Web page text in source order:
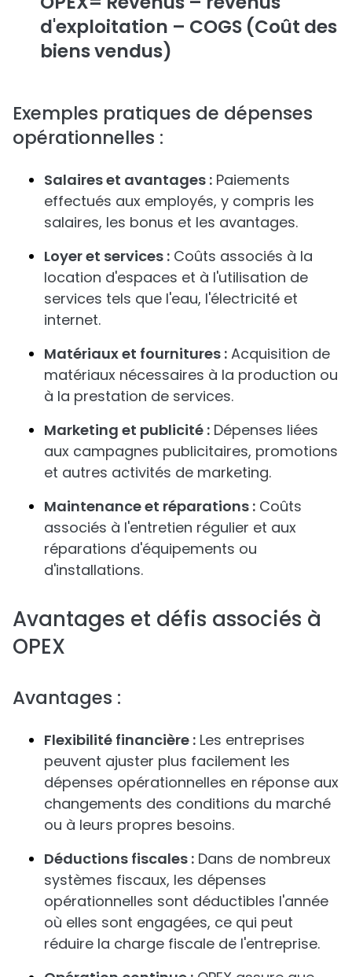
d'exploitation – COGS (Coût des
biens vendus)
Exemples pratiques de dépenses
opérationnelles :
Salaires et avantages : Paiements
effectués aux employés, y compris les
salaires, les bonus et les avantages.
Loyer et services : Coûts associés à la
location d'espaces et à l'utilisation de
services tels que l'eau, l'électricité et
internet.
Matériaux et fournitures : Acquisition de
matériaux nécessaires à la production ou
à la prestation de services.
Marketing et publicité : Dépenses liées
aux campagnes publicitaires, promotions
et autres activités de marketing.
Maintenance et réparations : Coûts
associés à l'entretien régulier et aux
réparations d'équipements ou
d'installations.
Avantages et défis associés à
OPEX
Avantages :
Flexibilité financière : Les entreprises
peuvent ajuster plus facilement les
dépenses opérationnelles en réponse aux
changements des conditions du marché
ou à leurs propres besoins.
Déductions fiscales : Dans de nombreux
systèmes fiscaux, les dépenses
opérationnelles sont déductibles l'année
où elles sont engagées, ce qui peut
réduire la charge fiscale de l'entreprise.